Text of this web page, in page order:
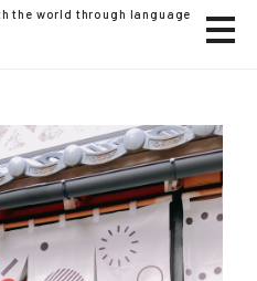
the world through language